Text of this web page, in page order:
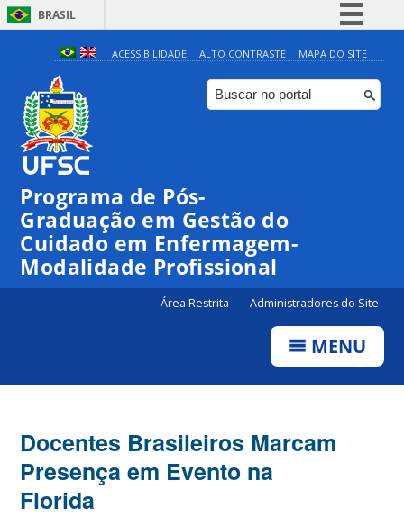
BRASIL
Simplifique!
Comunica BR
Participe
ACESSIBILIDADE ALTO CONTRASTE MAPA DO SITE
Programa de Pós-
Graduação em Gestão do
Cuidado em Enfermagem-
Modalidade Profissional
Área Restrita Administradores do Site
MENU
Docentes Brasileiros Marcam
Presença em Evento na
Florida